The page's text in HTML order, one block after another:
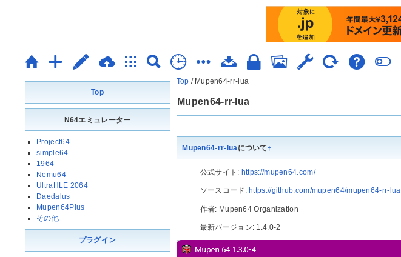
Top / Mupen64-rr-lua
Mupen64-rr-lua
Mupen64-rr-luaについて†
公式サイト: https://mupen64.com/
ソースコード: https://github.com/mupen64/mupen64-rr-lua
作者: Mupen64 Organization
最新バージョン: 1.4.0-2
Top
N64エミュレーター
Project64
simple64
1964
Nemu64
UltraHLE 2064
Daedalus
Mupen64Plus
その他
プラグイン